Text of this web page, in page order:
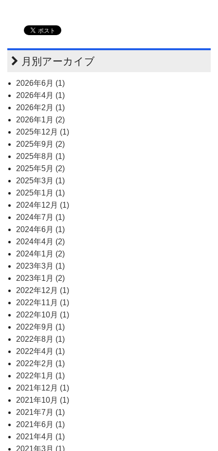
月別アーカイブ
2026年6月 (1)
2026年4月 (1)
2026年2月 (1)
2026年1月 (2)
2025年12月 (1)
2025年9月 (2)
2025年8月 (1)
2025年5月 (2)
2025年3月 (1)
2025年1月 (1)
2024年12月 (1)
2024年7月 (1)
2024年6月 (1)
2024年4月 (2)
2024年1月 (2)
2023年3月 (1)
2023年1月 (2)
2022年12月 (1)
2022年11月 (1)
2022年10月 (1)
2022年9月 (1)
2022年8月 (1)
2022年4月 (1)
2022年2月 (1)
2022年1月 (1)
2021年12月 (1)
2021年10月 (1)
2021年7月 (1)
2021年6月 (1)
2021年4月 (1)
2021年3月 (1)